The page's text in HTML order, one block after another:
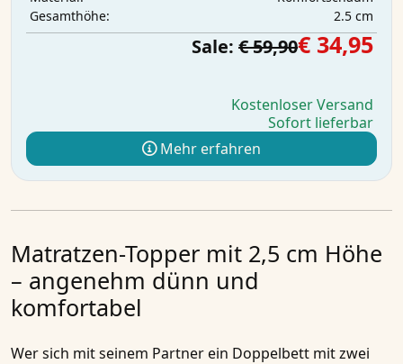
Gesamthöhe:
2.5 cm
Sale: € 59,90€ 34,95
Kostenloser Versand
Sofort lieferbar
Mehr erfahren
Matratzen-Topper mit 2,5 cm Höhe
– angenehm dünn und
komfortabel
Wer sich mit seinem Partner ein Doppelbett mit zwei